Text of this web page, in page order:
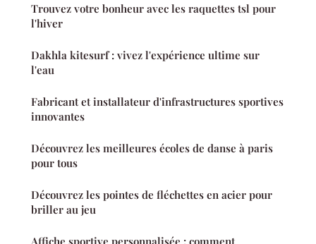
Trouvez votre bonheur avec les raquettes tsl pour
l'hiver
Dakhla kitesurf : vivez l'expérience ultime sur
l'eau
Fabricant et installateur d'infrastructures sportives
innovantes
Découvrez les meilleures écoles de danse à paris
pour tous
Découvrez les pointes de fléchettes en acier pour
briller au jeu
Affiche sportive personnalisée : comment